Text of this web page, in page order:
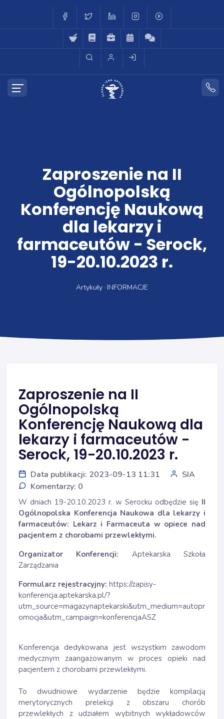
Zaproszenie na II
Ogólnopolską
Konferencję Naukową
dla lekarzy i
farmaceutów - Serock,
19-20.10.2023 r.
Artykuły INFORMACJE
Zaproszenie na II
Ogólnopolską
Konferencję Naukową dla
lekarzy i farmaceutów -
Serock, 19-20.10.2023 r.
Data publikacji: 2023-09-13 11:31
SIA
Komentarzy: 0
W dniach 19-20.10.2023 r. w Serocku odbędzie się II
Ogólnopolska Konferencja Naukowa dla lekarzy i
farmaceutów: Lekarz i Farmaceuta w opiece nad
pacjentem z chorobami przewlekłymi.
Organizator Konferencji: Aptekarska Szkoła
Zarządzania
Formularz rejestracyjny: https://zapisy-
konferencja.aptekarska.pl/?
utm_source=magazynaptekarski&utm_medium=autopr
omocja&utm_campaign=konferencjaASZ
Konferencja dedykowana jest wszystkim zawodom
medycznym zaangażowanym w proces opieki nad
pacjentem z chorobami przewlekłymi.
To dwudniowe wydarzenie będzie kompilacją
merytorycznych prelekcji z obszaru chorób
przewlekłych z udziałem wybitnych wykładowców